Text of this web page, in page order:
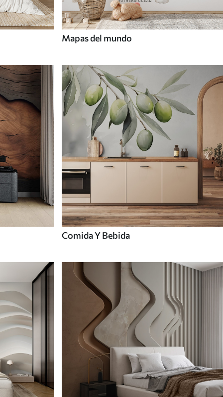
Mapas del mundo
Comida Y Bebida